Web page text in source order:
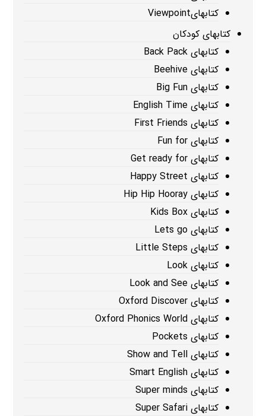
کتابهایViewpoint
کتابهای کودکان
کتابهای Back Pack
کتابهای Beehive
کتابهای Big Fun
کتابهای English Time
کتابهای First Friends
کتابهای Fun for
کتابهای Get ready for
کتابهای Happy Street
کتابهای Hip Hip Hooray
کتابهای Kids Box
کتابهای Lets go
کتابهای Little Steps
کتابهای Look
کتابهای Look and See
کتابهای Oxford Discover
کتابهای Oxford Phonics World
کتابهای Pockets
کتابهای Show and Tell
کتابهای Smart English
کتابهای Super minds
کتابهای Super Safari